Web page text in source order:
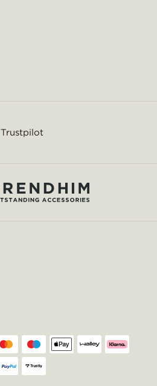
Trustpilot